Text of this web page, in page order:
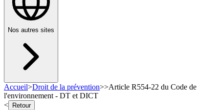
Nos autres sites
Accueil>Droit de la prévention>>Article R554-22 du Code de
l'environnement - DT et DICT
<
Retour